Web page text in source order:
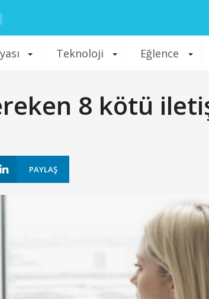
Teknoloji Eğlence
8 kötü
PAYLAŞ